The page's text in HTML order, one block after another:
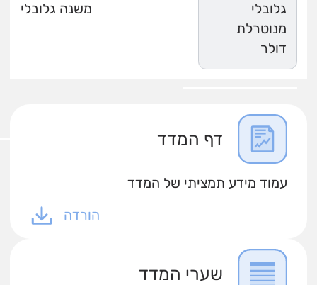
גלובלי
מנוטרלת
דולר
משנה גלובלי
דף המדד
עמוד מידע תמציתי של המדד
הורדה
שערי המדד